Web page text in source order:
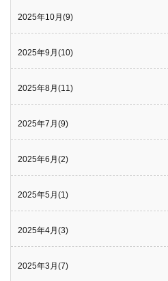
2025年10月(9)
2025年9月(10)
2025年8月(11)
2025年7月(9)
2025年6月(2)
2025年5月(1)
2025年4月(3)
2025年3月(7)